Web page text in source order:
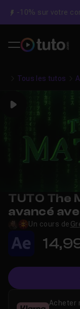
-10% sur votre
Tous les tutos
Play
TUTO The
avancé
Un cours de
Acheter